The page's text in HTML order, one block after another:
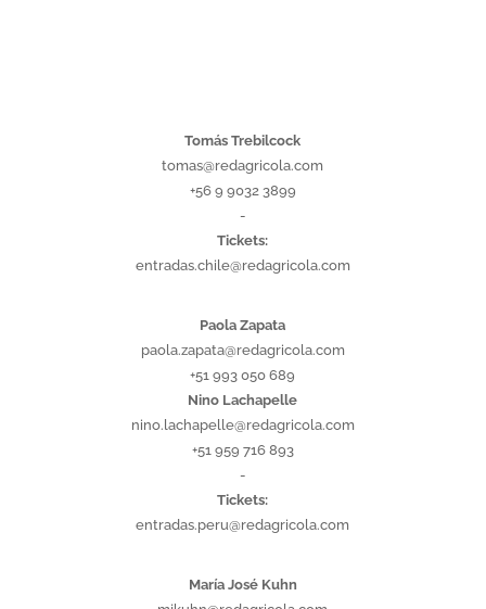
Tomás Trebilcock
tomas@redagricola.com
+56 9 9032 3899
-
Tickets:
entradas.chile@redagricola.com
Paola Zapata
paola.zapata@redagricola.com
+51 993 050 689
Nino Lachapelle
nino.lachapelle@redagricola.com
+51 959 716 893
-
Tickets:
entradas.peru@redagricola.com
María José Kuhn